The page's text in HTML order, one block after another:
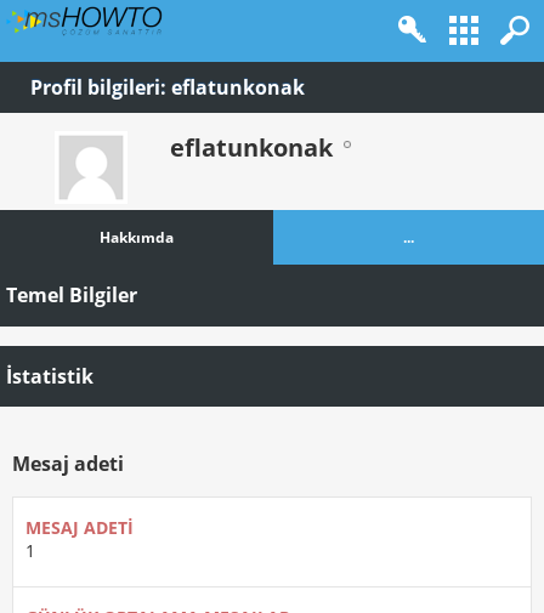
Profil bilgileri: eflatunkonak
eflatunkonak
Hakkımda ...
Temel Bilgiler
İstatistik
Mesaj adeti
MESAJ ADETI
1